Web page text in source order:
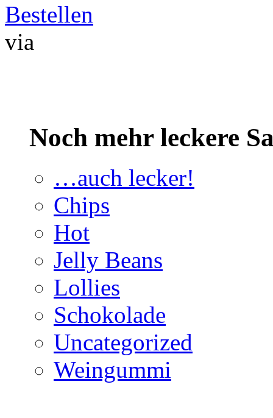
Bestellen
via
Noch mehr leckere
…auch lecker!
Chips
Hot
Jelly Beans
Lollies
Schokolade
Uncategorized
Weingummi